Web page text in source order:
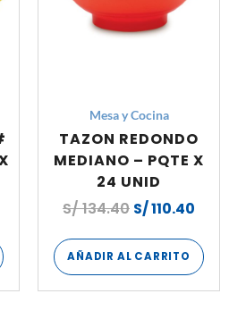
Mesa y Cocina
TAZON REDONDO
MEDIANO – PQTE X
24 UNID
S/134.40 S/110.40
AÑADIR AL CARRITO